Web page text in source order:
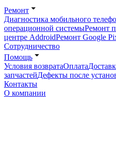
Ремонт
Диагностика мобильного
операционной системыРемонт
центре AddroidРемонт Google
Сотрудничество
Помощь
Условия возвратаОплата
запчастейДефекты после
Контакты
О компании